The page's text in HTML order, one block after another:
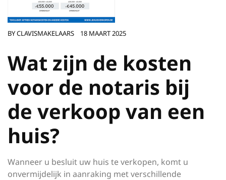
BYCLAVISMAKELAARS 18 MAART 2025
Wat zijn de kosten
voor de notaris bij
de verkoop van een
huis?
Wanneer u besluit uw huis te verkopen, komt u
onvermijdelijk in aanraking met verschillende